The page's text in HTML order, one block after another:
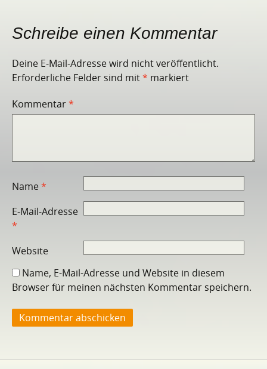
Schreibe einen Kommentar
Deine E-Mail-Adresse wird nicht veröffentlicht.
Erforderliche Felder sind mit* markiert
Kommentar*
Name*
E-Mail-Adresse
*
Website
Name, E-Mail-Adresse und Website in diesem
Browser für meinen nächsten Kommentar speichern.